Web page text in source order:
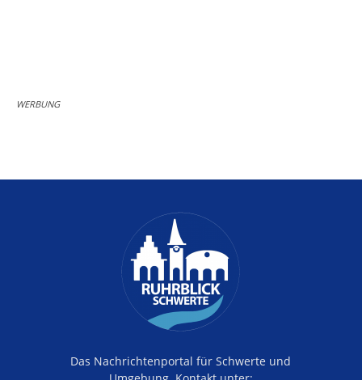
WERBUNG
Das Nachrichtenportal für Schwerte und